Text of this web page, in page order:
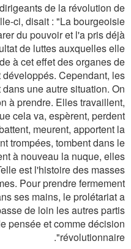
de la révolution de
ci, disait : "La bourgeoisie
du pouvoir et l'a pris déjà
de luttes auxquelles elle
à cet effet des organes de
Cependant, les
une autre situation. On
à prendre. Elles travaillent,
cela va, espèrent, perdent
meurent, apportent la
trompées, tombent dans le
à nouveau la nuque, elles
est l'histoire des masses
Pour prendre fermement
ses mains, le prolétariat a
de loin les autres partis
pensée et comme décision
révolutionnaire"
.